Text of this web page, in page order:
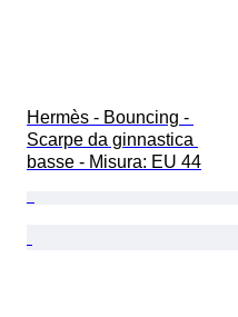
Hermès - Bouncing -
Scarpe da ginnastica
basse - Misura: EU 44